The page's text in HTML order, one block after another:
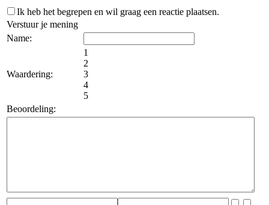
Ik heb het begrepen en wil graag een reactie plaatsen.
Verstuur je mening
Name:
Waardering:
1
2
3
4
5
Beoordeling: